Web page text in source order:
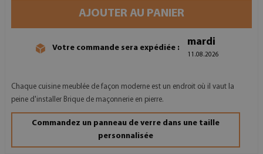
AJOUTER AU PANIER
Votre commande sera expédiée :
mardi
11.08.2026
Chaque cuisine meublée de façon moderne est un endroit où il vaut la
peine d'installer Brique de maçonnerie en pierre.
Commandez un panneau de verre dans une taille
personnalisée